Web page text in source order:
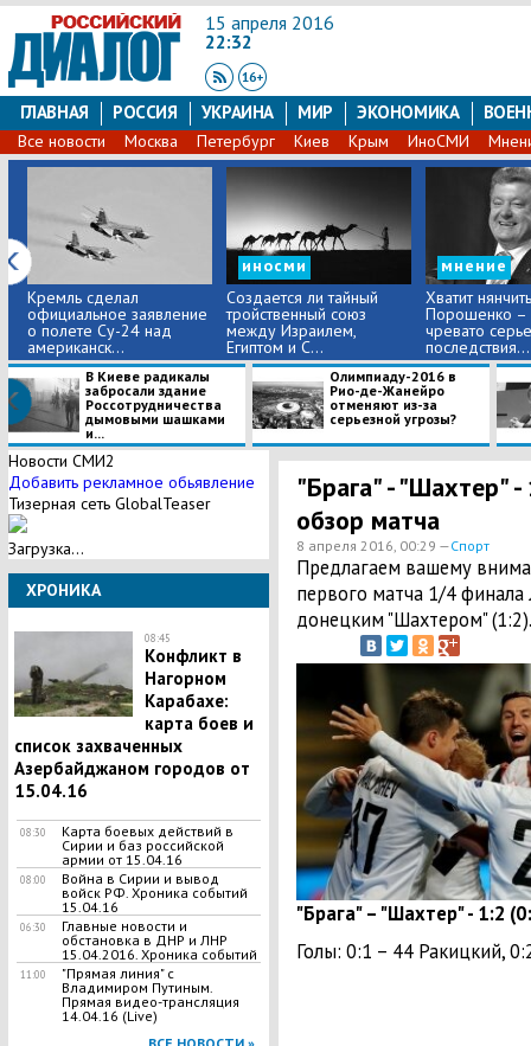
15 апреля 2016
22:32
ГЛАВНАЯ РОССИЯ УКРАИНА МИР ЭКОНОМИКА
Все новости Москва Петербург Киев Крым ИноСМИ
Кремль сделал
официальное заявление
о полете Су-24 над
американск...
иносми
Создается ли тайный
тройственный союз
между Израилем,
Египтом и С...
мнение
Хватит
Порошенко –
чревато
последствия...
В Киеве радикалы
забросали здание
Россотрудничества
дымовыми шашками
и...
Олимпиаду-2016 в
Рио-де-Жанейро
отменяют из-за
серьезной угрозы?
Новости СМИ2
Добавить рекламное обьявление
Тизерная сеть GlobalTeaser
Загрузка...
ХРОНИКА
08:45
Конфликт в
Нагорном
Карабахе:
карта боев и
список захваченных
Азербайджаном городов от
15.04.16
08:30
Карта боевых действий в
Сирии и баз российской
армии от 15.04.16
08:00
Война в Сирии и вывод
войск РФ. Хроника событий
15.04.16
06:30
Главные новости и
обстановка в ДНР и ЛНР
15.04.2016. Хроника событий
11:00
"Прямая линия" с
Владимиром Путиным.
Прямая видео-трансляция
14.04.16 (Live)
"Брага" - "Шахтер"
обзор матча
8 апреля 2016, 00:29 —Спорт
Предлагаем вашему
первого матча 1/4
донецким "Шахтером" (1:2).
"Брага" – "Шахтер" - 1:2
Голы: 0:1 – 44 Ракицкий,